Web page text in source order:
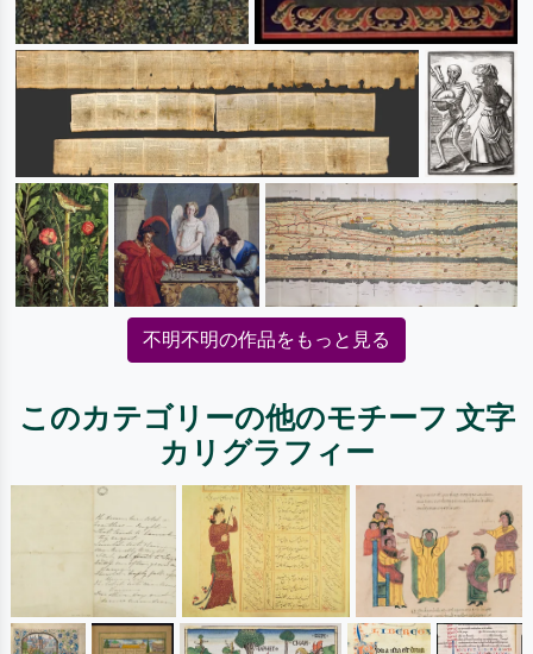
不明不明の作品をもっと見る
このカテゴリーの他のモチーフ 文字
カリグラフィー